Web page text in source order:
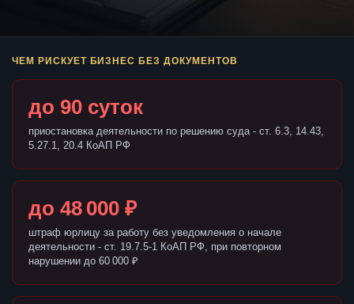
ЧЕМ РИСКУЕТ БИЗНЕС БЕЗ ДОКУМЕНТОВ
до 90 суток
приостановка деятельности по решению суда - ст. 6.3, 14.43,
5.27.1, 20.4 КоАП РФ
до 48 000 ₽
штраф юрлицу за работу без уведомления о начале
деятельности - ст. 19.7.5-1 КоАП РФ, при повторном
нарушении до 60 000 ₽